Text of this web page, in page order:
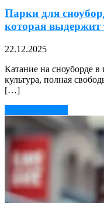
Парки для
которая выдержит
22.12.2025
Катание на сноуборде в
культура, полная
[…]